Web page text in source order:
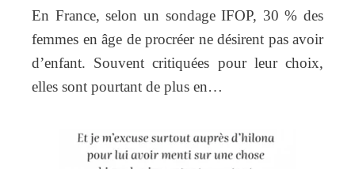
En France, selon un sondage IFOP, 30 % des
femmes en âge de procréer ne désirent pas avoir
d’enfant. Souvent critiquées pour leur choix,
elles sont pourtant de plus en…